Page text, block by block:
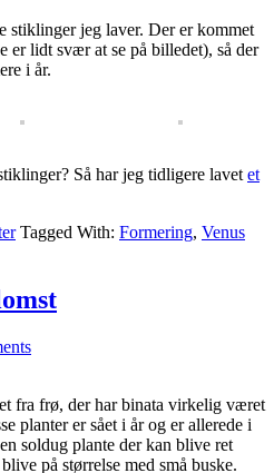
stiklinger jeg laver. Der er kommet
er lidt svær at se på billedet), så der
i år.
Så har jeg tidligere lavet et
Tagged With: Formering, Venus
fra frø, der har binata virkelig været
planter er sået i år og er allerede i
soldug plante der kan blive ret
på størrelse med små buske.